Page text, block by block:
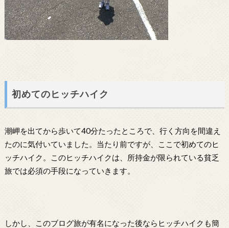
初めてのヒッチハイク
潮岬を出てから歩いて40分たったところで、行く方向を間違え
たのに気付いていました。当たり前ですが、ここで初めてのヒ
ッチハイク。このヒッチハイクは、所持金が限られている貧乏
旅では必須の手段になっていきます。
しかし、このブログ旅が有名になった後ならヒッチハイクも簡